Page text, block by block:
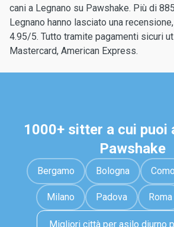
cani a Legnano su Pawshake. Più di
Legnano hanno lasciato una
4.95/5. Tutto tramite pagamenti sicuri
Mastercard, American Express.
1000+ sitter a cui puoi
Pawshake
Bergamo Bologna Como
Milano Padova Roma
Migliori città per asilo diurno